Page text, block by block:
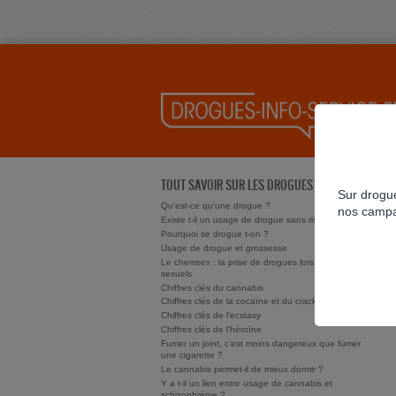
TOUT SAVOIR SUR LES DROGUES
Qu'est-ce qu'une drogue ?
Existe t-il un usage de drogue sans risque ?
Pourquoi se drogue t-on ?
Usage de drogue et grossesse
Le chemsex : la prise de drogues lors de rapports
sexuels
Chiffres clés du cannabis
Chiffres clés de la cocaïne et du crack/free base
Chiffres clés de l'ecstasy
Chiffres clés de l'héroïne
Fumer un joint, c’est moins dangereux que fumer
une cigarette ?
Le cannabis permet-il de mieux dormir ?
Y a t-il un lien entre usage de cannabis et
Sur
nos